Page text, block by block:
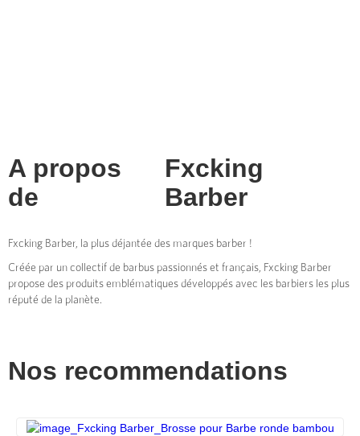
A propos
de
Fxcking
Barber
Fxcking Barber, la plus déjantée des marques barber !
Créée par un collectif de barbus passionnés et français, Fxcking Barber
propose des produits emblématiques développés avec les barbiers les plus
réputé de la planète.
Nos recommendations